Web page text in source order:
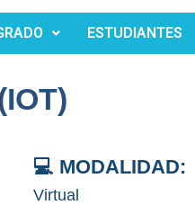
ESTUDIANTES
💻 MODALIDAD:
Virtual